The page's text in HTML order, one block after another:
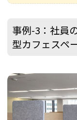
事例-3：社員
型カフェスペ